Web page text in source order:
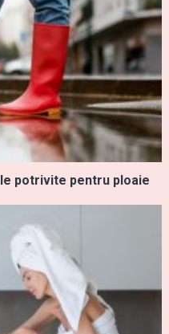
potrivite pentru ploaie